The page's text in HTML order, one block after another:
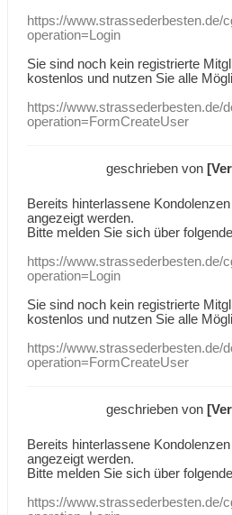
https://www.strassederbesten.de/
operation=Login
Sie sind noch kein registrierte
kostenlos und nutzen Sie alle
https://www.strassederbesten.de/
operation=FormCreateUser
geschrieben von
Bereits hinterlassene
angezeigt werden.
Bitte melden Sie sich über
https://www.strassederbesten.de/
operation=Login
Sie sind noch kein registrierte
kostenlos und nutzen Sie alle
https://www.strassederbesten.de/
operation=FormCreateUser
geschrieben von
Bereits hinterlassene
angezeigt werden.
Bitte melden Sie sich über
https://www.strassederbesten.de/